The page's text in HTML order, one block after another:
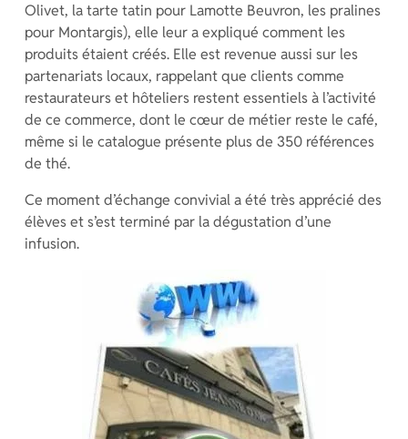
Olivet, la tarte tatin pour Lamotte Beuvron, les pralines
pour Montargis), elle leur a expliqué comment les
produits étaient créés. Elle est revenue aussi sur les
partenariats locaux, rappelant que clients comme
restaurateurs et hôteliers restent essentiels à l’activité
de ce commerce, dont le cœur de métier reste le café,
même si le catalogue présente plus de 350 références
de thé.
Ce moment d’échange convivial a été très apprécié des
élèves et s’est terminé par la dégustation d’une
infusion.